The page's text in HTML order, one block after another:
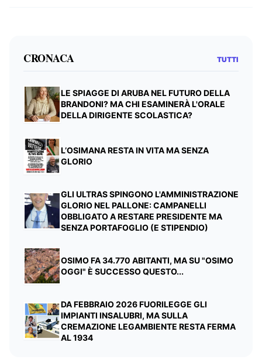
CRONACA TUTTI
LE SPIAGGE DI ARUBA NEL FUTURO DELLA
BRANDONI? MA CHI ESAMINERÀ L'ORALE
DELLA DIRIGENTE SCOLASTICA?
L’OSIMANA RESTA IN VITA MA SENZA
GLORIO
GLI ULTRAS SPINGONO L'AMMINISTRAZIONE
GLORIO NEL PALLONE: CAMPANELLI
OBBLIGATO A RESTARE PRESIDENTE MA
SENZA PORTAFOGLIO (E STIPENDIO)
OSIMO FA 34.770 ABITANTI, MA SU "OSIMO
OGGI" È SUCCESSO QUESTO...
DA FEBBRAIO 2026 FUORILEGGE GLI
IMPIANTI INSALUBRI, MA SULLA
CREMAZIONE LEGAMBIENTE RESTA FERMA
AL 1934